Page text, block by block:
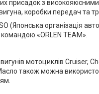
присадок з
коробки передач та
(Японська організація
«ORLEN TEAM».
мотоциклів Cruiser,
також можна